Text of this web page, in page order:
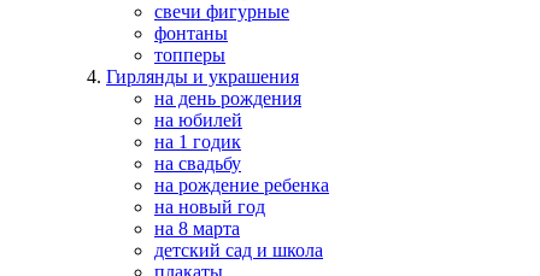
свечи фигурные
фонтаны
топперы
Гирлянды и украшения
на день рождения
на юбилей
на 1 годик
на свадьбу
на рождение ребенка
на новый год
на 8 марта
детский сад и школа
плакаты